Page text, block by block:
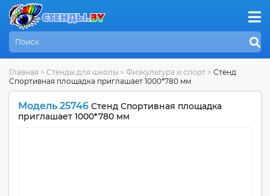
Главная > Стенды для школы > Физкультура и спорт > Стенд
Спортивная площадка приглашает 1000*780 мм
Модель 25746 Стенд Спортивная площадка
приглашает 1000*780 мм